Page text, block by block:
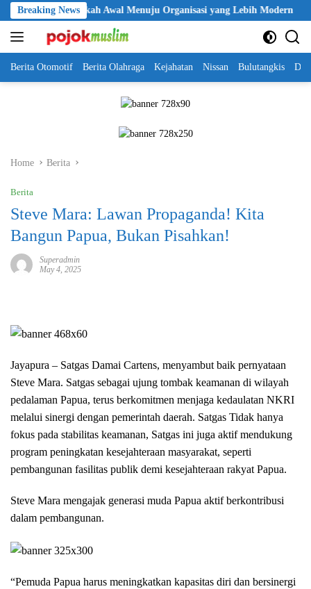
Skip
to
content
Breaking News
Jadi Langkah Awal Menuju Organisasi yang Lebih Modern
Berita Otomotif Berita Olahraga Kejahatan Nissan Bulutangkis
Home Berita
Berita
Steve Mara: Lawan Propaganda! Kita
Bangun Papua, Bukan Pisahkan!
Superadmin
May 4, 2025
Jayapura – Satgas Damai Cartens, menyambut baik pernyataan
Steve Mara. Satgas sebagai ujung tombak keamanan di wilayah
pedalaman Papua, terus berkomitmen menjaga kedaulatan NKRI
melalui sinergi dengan pemerintah daerah. Satgas Tidak hanya
fokus pada stabilitas keamanan, Satgas ini juga aktif mendukung
program peningkatan kesejahteraan masyarakat, seperti
pembangunan fasilitas publik demi kesejahteraan rakyat Papua.
Steve Mara mengajak generasi muda Papua aktif berkontribusi
dalam pembangunan.
“Pemuda Papua harus meningkatkan kapasitas diri dan bersinergi